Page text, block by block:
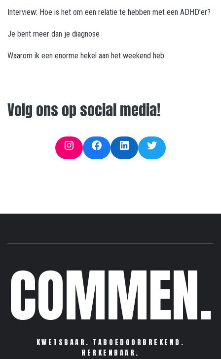
Interview: Hoe is het om een relatie te hebben met een ADHD’er?
Je bent meer dan je diagnose
Waarom ik een enorme hekel aan het weekend heb
Volg ons op social media!
InstagramFacebookLinkedInTwitter
COMMEN.
KWETSBAAR. TABOEDOORBREKEND.
HERKENBAAR.